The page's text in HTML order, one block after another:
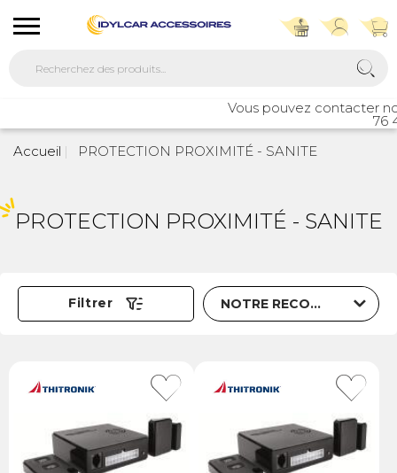
Vous pouvez contacter
76
Accueil
PROTECTION PROXIMITÉ - SANITE
PROTECTION PROXIMITÉ - SANITE
Filtrer Trier par